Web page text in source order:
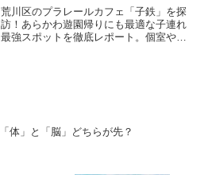
ット
荒川区のプラレールカフェ「子鉄」を探
訪！あらかわ遊園帰りにも最適な子連れ
最強スポットを徹底レポート。個室やお
「体」と「脳」どちらが先？